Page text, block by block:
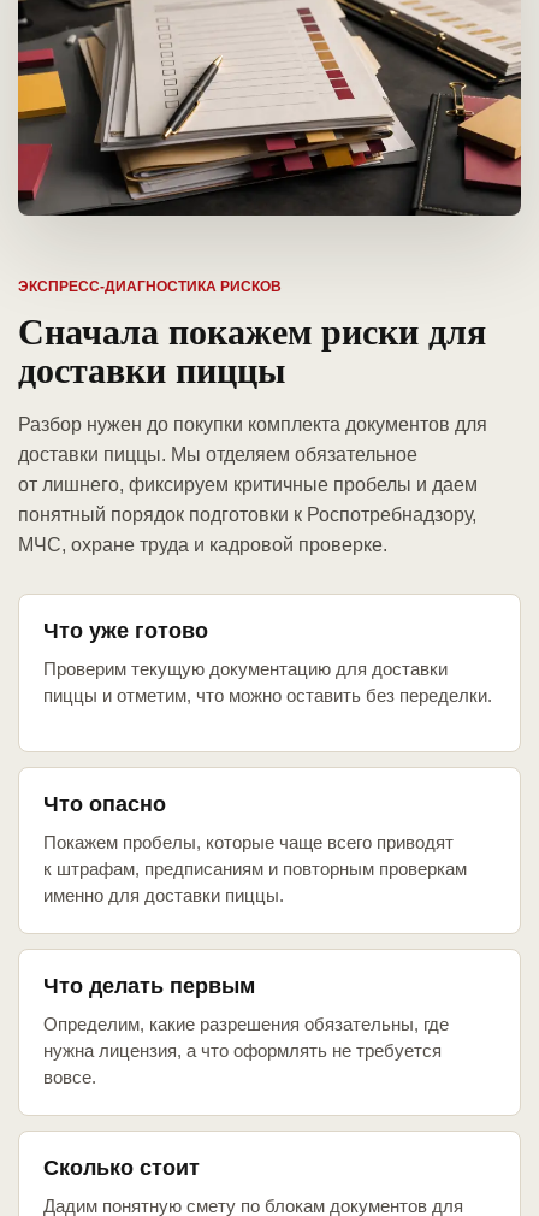
ЭКСПРЕСС-ДИАГНОСТИКА РИСКОВ
Сначала покажем риски для
доставки пиццы
Разбор нужен до покупки комплекта документов для
доставки пиццы. Мы отделяем обязательное
от лишнего, фиксируем критичные пробелы и даем
понятный порядок подготовки к Роспотребнадзору,
МЧС, охране труда и кадровой проверке.
Что уже готово
Проверим текущую документацию для доставки
пиццы и отметим, что можно оставить без переделки.
Что опасно
Покажем пробелы, которые чаще всего приводят
к штрафам, предписаниям и повторным проверкам
именно для доставки пиццы.
Что делать первым
Определим, какие разрешения обязательны, где
нужна лицензия, а что оформлять не требуется
вовсе.
Сколько стоит
Дадим понятную смету по блокам документов для